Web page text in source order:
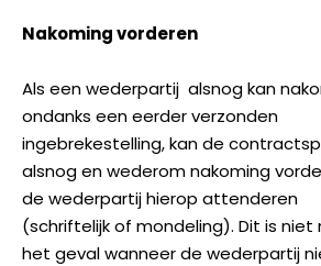
Nakoming vorderen
Als een wederpartij alsnog kan
ondanks een eerder verzonden
ingebrekestelling, kan de
alsnog en wederom nakoming
de wederpartij hierop attenderen
(schriftelijk of mondeling). Dit is niet
het geval wanneer de wederpartij